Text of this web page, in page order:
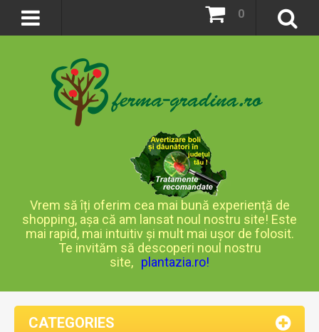
0
Vrem să îți oferim cea mai bună experiență de
shopping, așa că am lansat noul nostru site! Este
mai rapid, mai intuitiv și mult mai ușor de folosit.
Te invităm să descoperi noul nostru
site, plantazia.ro!
CATEGORIES